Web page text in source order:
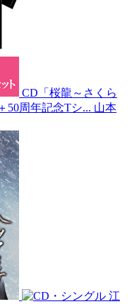
CD「桜龍～さくら
50周年記念Tシ... 山本
江